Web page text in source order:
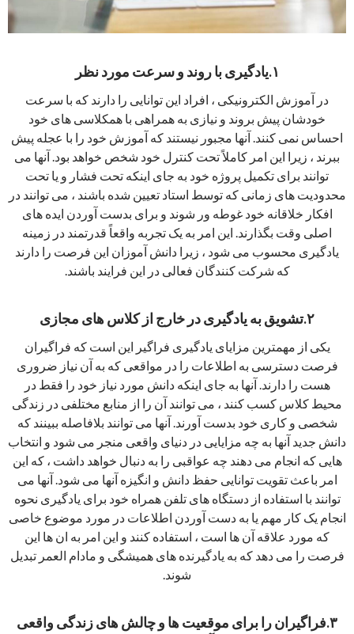
۱.یادگیری با روند و سرعت مورد نظر
در آموزش الکترونیکی ، افراد این توانایی را دارند که با سرعت
خودشان پیش بروند و نیازی به همراهی با همکلاسی های خود
احساس نمی کنند. آنها مجبور نیستند که آموزش خود را با عجله پیش
ببرند ، زیرا این امر کاملاً تحت کنترل خود شخص خواهد بود. آنها می
توانند برای تکمیل پروژه خود به جای اینکه تحت فشار و یا تحت
محدودیت های زمانی که توسط استاد تعیین شده باشند ، می توانند در
افکار خلاقانه خود غوطه ور شوند و برای بدست آوردن ایده های
اصلی وقت بگذارند. این امر به یک تجربه واقعاً قدرتمند در زمینه
یادگیری محسوب می شود ، زیرا دانش آموزان این فرصت را دارند
که شرکت کنندگان فعالی در این فرایند باشند.
۲.تشویق به یادگیری در خارج از کلاس های مجازی
یکی از مهمترین مزایای یادگیری فراگیر این است که فراگیران
فرصت دسترسی به اطلاعات را در مواقعی که به آن نیاز ضروری
هست را دارند. آنها به جای اینکه دانش مورد نیاز خود را فقط در
محیط کلاس کسب کنند ، می توانند آن را از منابع مختلفی در زندگی
شخصی و کاری خود بدست آورند. آنها می توانند بلافاصله ببینند که
دانش جدید آنها به چه مزایایی در دنیای واقعی منجر می شود و انتخاب
هایی که انجام می دهند چه عواقبی را به دنبال خواهد داشت ، که این
امر باعث تقویت توانایی حفظ دانش و انگیزه آنها می شود. آنها می
توانند با استفاده از دستگاه های تلفن همراه خود برای یادگیری نحوه
انجام یک کار مهم یا به دست آوردن اطلاعات در مورد موضوع خاصی
که مورد علاقه آن ها است ، استفاده کنند و این امر به ان ها این
فرصت را می دهد که به یادگیرنده های همیشگی و مادام العمر تبدیل
شوند.
۳.فراگیران را برای موقعیت ها و چالش های زندگی واقعی